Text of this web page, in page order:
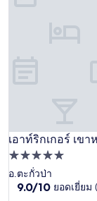
มี
การ
เปลี่ยนแปลง
อาจ
มี
ข้อ
เอา
ท์
ริก
เกอร์
เอาท์ริกเกอร์ เข
เอาท์ริกเกอร์ เข
ที่พัก
5.0
ดาว
อ.ตะกั่วป่า
9.0
9.0/10 ยอดเยี่ยม